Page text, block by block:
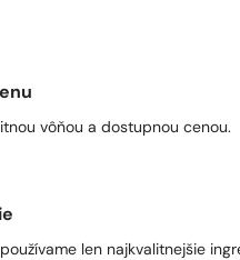
vôňou a dostupnou cenou.
len najkvalitnejšie